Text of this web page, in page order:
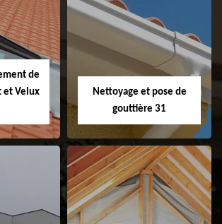
31
Etanchéité de
faitage et faitière
31
de
et Velux
Nettoyage et pose de
gouttière 31
Nettoyage et pose